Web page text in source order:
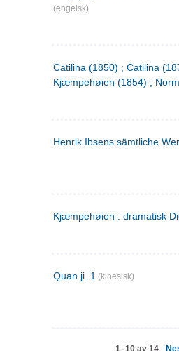
(engelsk)
Catilina (1850) ; Catilina
Kjæmpehøien (1854) ;
Henrik Ibsens sämtliche
Kjæmpehøien : dramatisk
Quan ji. 1 (kinesisk)
1–10 av 14